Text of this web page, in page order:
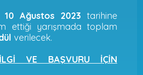
10 Ağustos 2023 tarihine
ettiği yarışmada toplam
verilecek.
VE BAŞVURU İÇİN